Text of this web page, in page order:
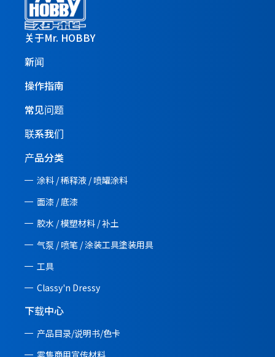
关于Mr. HOBBY
新闻
操作指南
常见问题
联系我们
产品分类
涂料 / 稀释液 / 喷罐涂料
面漆 / 底漆
胶水 / 模塑材料 / 补土
气泵 / 喷笔 / 涂装工具塗装用具
工具
Classy'n Dressy
下载中心
产品目录/说明书/色卡
零售商用宣传材料